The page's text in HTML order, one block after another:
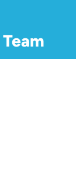
Team